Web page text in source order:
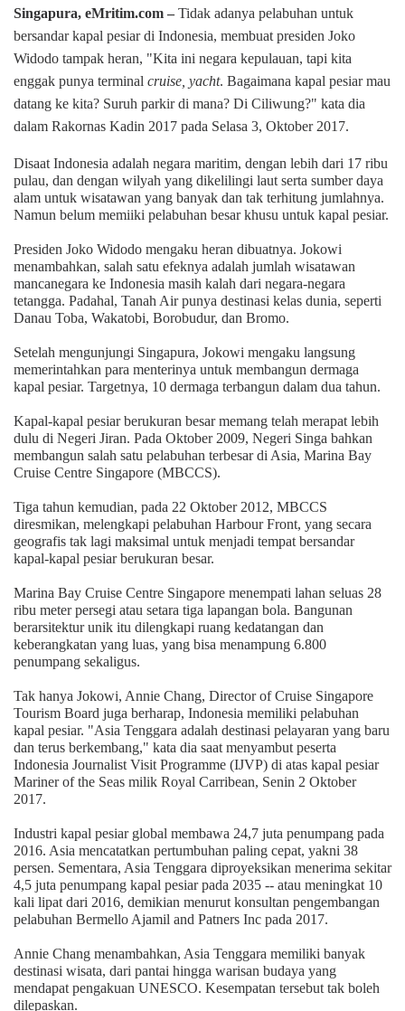
Singapura, eMritim.com – Tidak adanya pelabuhan untuk
bersandar kapal pesiar di Indonesia, membuat presiden Joko
Widodo tampak heran, "Kita ini negara kepulauan, tapi kita
enggak punya terminal cruise, yacht. Bagaimana kapal pesiar mau
datang ke kita? Suruh parkir di mana? Di Ciliwung?" kata dia
dalam Rakornas Kadin 2017 pada Selasa 3, Oktober 2017.
Disaat Indonesia adalah negara maritim, dengan lebih dari 17 ribu
pulau, dan dengan wilyah yang dikelilingi laut serta sumber daya
alam untuk wisatawan yang banyak dan tak terhitung jumlahnya.
Namun belum memiiki pelabuhan besar khusu untuk kapal pesiar.
Presiden Joko Widodo mengaku heran dibuatnya. Jokowi
menambahkan, salah satu efeknya adalah jumlah wisatawan
mancanegara ke Indonesia masih kalah dari negara-negara
tetangga. Padahal, Tanah Air punya destinasi kelas dunia, seperti
Danau Toba, Wakatobi, Borobudur, dan Bromo.
Setelah mengunjungi Singapura, Jokowi mengaku langsung
memerintahkan para menterinya untuk membangun dermaga
kapal pesiar. Targetnya, 10 dermaga terbangun dalam dua tahun.
Kapal-kapal pesiar berukuran besar memang telah merapat lebih
dulu di Negeri Jiran. Pada Oktober 2009, Negeri Singa bahkan
membangun salah satu pelabuhan terbesar di Asia, Marina Bay
Cruise Centre Singapore (MBCCS).
Tiga tahun kemudian, pada 22 Oktober 2012, MBCCS
diresmikan, melengkapi pelabuhan Harbour Front, yang secara
geografis tak lagi maksimal untuk menjadi tempat bersandar
kapal-kapal pesiar berukuran besar.
Marina Bay Cruise Centre Singapore menempati lahan seluas 28
ribu meter persegi atau setara tiga lapangan bola. Bangunan
berarsitektur unik itu dilengkapi ruang kedatangan dan
keberangkatan yang luas, yang bisa menampung 6.800
penumpang sekaligus.
Tak hanya Jokowi, Annie Chang, Director of Cruise Singapore
Tourism Board juga berharap, Indonesia memiliki pelabuhan
kapal pesiar. "Asia Tenggara adalah destinasi pelayaran yang baru
dan terus berkembang," kata dia saat menyambut peserta
Indonesia Journalist Visit Programme (IJVP) di atas kapal pesiar
Mariner of the Seas milik Royal Carribean, Senin 2 Oktober
2017.
Industri kapal pesiar global membawa 24,7 juta penumpang pada
2016. Asia mencatatkan pertumbuhan paling cepat, yakni 38
persen. Sementara, Asia Tenggara diproyeksikan menerima sekitar
4,5 juta penumpang kapal pesiar pada 2035 -- atau meningkat 10
kali lipat dari 2016, demikian menurut konsultan pengembangan
pelabuhan Bermello Ajamil and Patners Inc pada 2017.
Annie Chang menambahkan, Asia Tenggara memiliki banyak
destinasi wisata, dari pantai hingga warisan budaya yang
mendapat pengakuan UNESCO. Kesempatan tersebut tak boleh
dilepaskan.